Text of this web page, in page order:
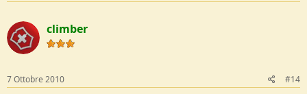
climber
7 Ottobre 2010 #14